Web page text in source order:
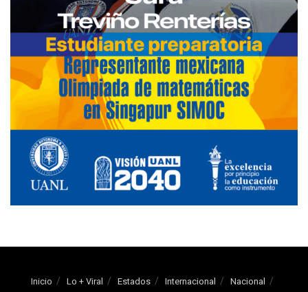
Inicio Lo + Viral Estados Internacional
Nacional